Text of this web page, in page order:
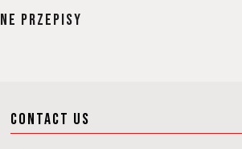
PRZEPISY
CONTACT US